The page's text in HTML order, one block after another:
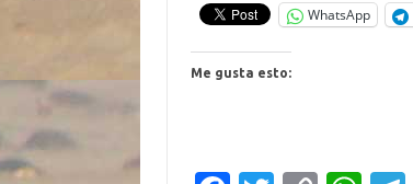
WhatsApp
Me gusta esto: